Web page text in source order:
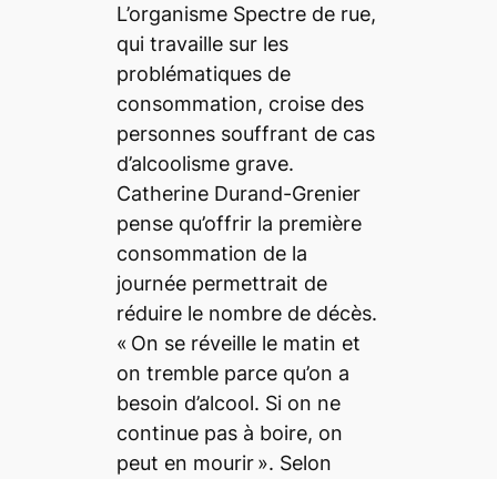
L’organisme Spectre de rue,
qui travaille sur les
problématiques de
consommation, croise des
personnes souffrant de cas
d’alcoolisme grave.
Catherine Durand-Grenier
pense qu’offrir la première
consommation de la
journée permettrait de
réduire le nombre de décès.
« On se réveille le matin et
on tremble parce qu’on a
besoin d’alcool. Si on ne
continue pas à boire, on
peut en mourir ». Selon